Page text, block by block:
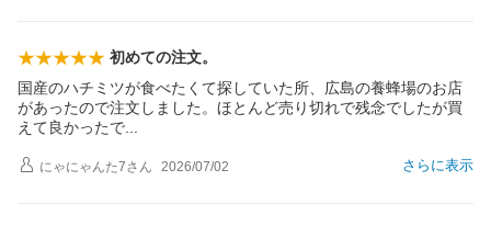
初めての注文。
国産のハチミツが食べたくて探していた所、広島の養蜂場のお店
があったので注文しました。ほとんど売り切れで残念でしたが買
えて良かったで
さらに表示
にゃにゃんた7さん 2026/07/02